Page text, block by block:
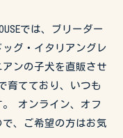
では、ブリーダー
グ・イタリアングレ
ンの子犬を直販させ
育てており、いつも
オンライン、オフ
、ご希望の方はお気